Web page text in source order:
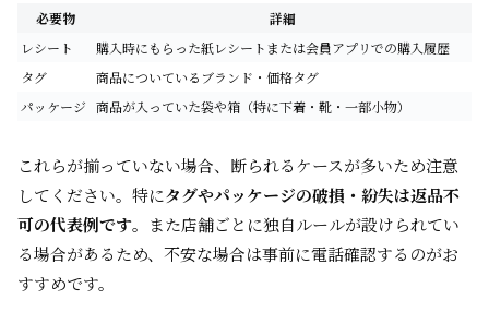
必要物
詳細
レシート
購入時にもらった紙レシートまたは会員アプリでの購入履歴
タグ
商品についているブランド・価格タグ
パッケージ 商品が入っていた袋や箱（特に下着・靴・一部小物）
これらが揃っていない場合、断られるケースが多いため注意
してください。特にタグやパッケージの破損・紛失は返品不
可の代表例です。また店舗ごとに独自ルールが設けられてい
る場合があるため、不安な場合は事前に電話確認するのがお
すすめです。